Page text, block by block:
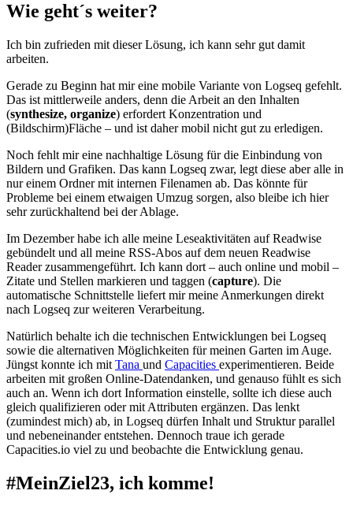
Wie geht´s weiter?
Ich bin zufrieden mit dieser Lösung, ich kann sehr gut damit
arbeiten.
Gerade zu Beginn hat mir eine mobile Variante von Logseq gefehlt.
Das ist mittlerweile anders, denn die Arbeit an den Inhalten
(synthesize, organize) erfordert Konzentration und
(Bildschirm)Fläche – und ist daher mobil nicht gut zu erledigen.
Noch fehlt mir eine nachhaltige Lösung für die Einbindung von
Bildern und Grafiken. Das kann Logseq zwar, legt diese aber alle in
nur einem Ordner mit internen Filenamen ab. Das könnte für
Probleme bei einem etwaigen Umzug sorgen, also bleibe ich hier
sehr zurückhaltend bei der Ablage.
Im Dezember habe ich alle meine Leseaktivitäten auf Readwise
gebündelt und all meine RSS-Abos auf dem neuen Readwise
Reader zusammengeführt. Ich kann dort – auch online und mobil –
Zitate und Stellen markieren und taggen (capture). Die
automatische Schnittstelle liefert mir meine Anmerkungen direkt
nach Logseq zur weiteren Verarbeitung.
Natürlich behalte ich die technischen Entwicklungen bei Logseq
sowie die alternativen Möglichkeiten für meinen Garten im Auge.
Jüngst konnte ich mit Tana und Capacities experimentieren. Beide
arbeiten mit großen Online-Datendanken, und genauso fühlt es sich
auch an. Wenn ich dort Information einstelle, sollte ich diese auch
gleich qualifizieren oder mit Attributen ergänzen. Das lenkt
(zumindest mich) ab, in Logseq dürfen Inhalt und Struktur parallel
und nebeneinander entstehen. Dennoch traue ich gerade
Capacities.io viel zu und beobachte die Entwicklung genau.
#MeinZiel23, ich komme!